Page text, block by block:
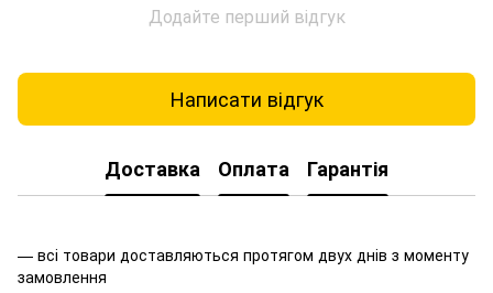
Додайте перший відгук
Написати відгук
Доставка Оплата Гарантія
— всі товари доставляються протягом двух днів з моменту
замовлення